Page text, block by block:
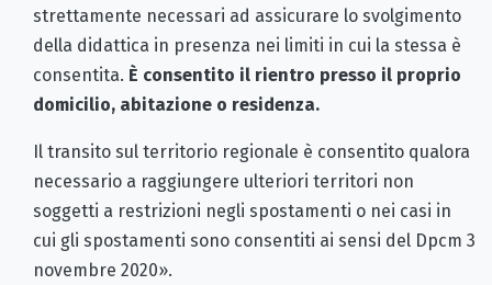
strettamente necessari ad assicurare lo svolgimento
della didattica in presenza nei limiti in cui la stessa è
consentita. È consentito il rientro presso il proprio
domicilio, abitazione o residenza.
Il transito sul territorio regionale è consentito qualora
necessario a raggiungere ulteriori territori non
soggetti a restrizioni negli spostamenti o nei casi in
cui gli spostamenti sono consentiti ai sensi del Dpcm 3
novembre 2020».